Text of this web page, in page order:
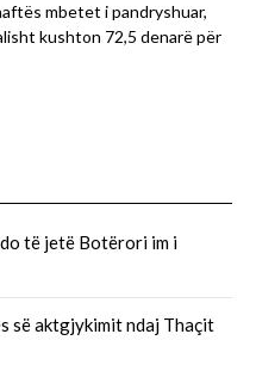
mbetet i pandryshuar,
kushton 72,5 denarë për
të jetë Botërori im i
së aktgjykimit ndaj Thaçit